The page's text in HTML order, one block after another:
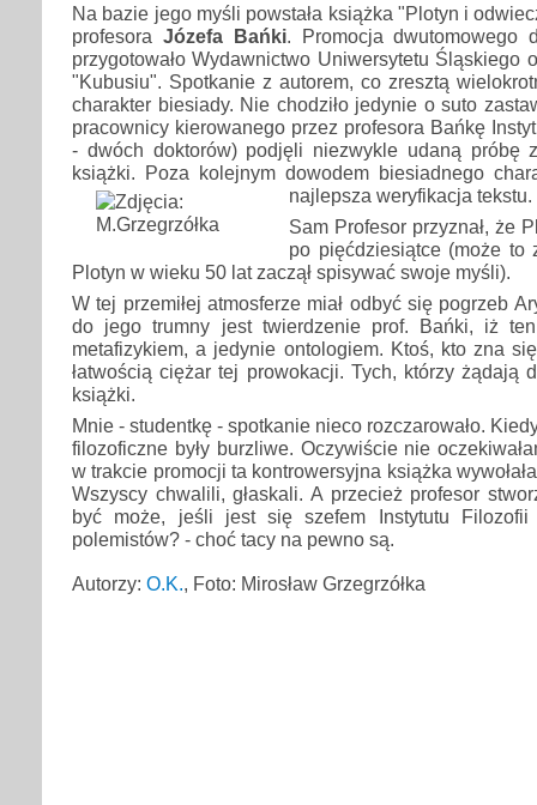
Na bazie jego myśli powstała książka "Plotyn i
profesora Józefa Bańki. Promocja dwutomowego
przygotowało Wydawnictwo Uniwersytetu Śląskiego
"Kubusiu". Spotkanie z autorem, co zresztą
charakter biesiady. Nie chodziło jedynie o suto
pracownicy kierowanego przez profesora Bańkę
- dwóch doktorów) podjęli niezwykle udaną próbę
książki. Poza kolejnym dowodem biesiadnego
najlepsza weryfikacja tekstu.
Sam Profesor przyznał, że
po pięćdziesiątce (może to
Plotyn w wieku 50 lat zaczął spisywać swoje myśli).
W tej przemiłej atmosferze miał odbyć się pogrzeb
do jego trumny jest twierdzenie prof. Bańki, iż
metafizykiem, a jedynie ontologiem. Ktoś, kto zna
łatwością ciężar tej prowokacji. Tych, którzy żądają
książki.
Mnie - studentkę - spotkanie nieco rozczarowało.
filozoficzne były burzliwe. Oczywiście nie
w trakcie promocji ta kontrowersyjna książka
Wszyscy chwalili, głaskali. A przecież profesor
być może, jeśli jest się szefem Instytutu
polemistów? - choć tacy na pewno są.
Autorzy: O.K., Foto: Mirosław Grzegrzółka